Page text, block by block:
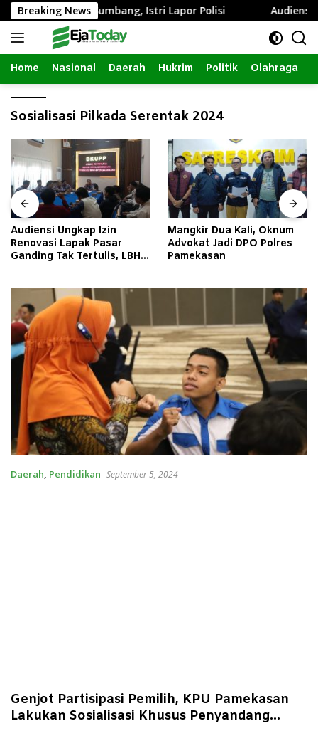
Langsung
ke
konten
Breaking News
Janda Sumbang, Istri Lapor Polisi Audiensi
Home Nasional Daerah Hukrim Politik Olahraga
Sosialisasi Pilkada Serentak 2024
Audiensi Ungkap Izin
Renovasi Lapak Pasar
Ganding Tak Tertulis, LBH
Mangkir Dua Kali, Oknum
Advokat Jadi DPO Polres
Pamekasan
Daerah, Pendidikan September 5, 2024
Genjot Partisipasi Pemilih, KPU Pamekasan
Lakukan Sosialisasi Khusus Penyandang